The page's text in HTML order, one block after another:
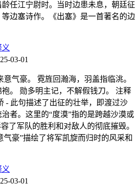
任江宁尉时。当时边患未息，朝廷征
边塞诗作。《出塞》是一首著名的边
03-01
意气豪。 霓旌回瀚海，羽盖指临洮。
。 勋多明主记，不解假钱刀。 注释
- 此句描述了出征的壮举，即渡过沙
者。这里的“度漠”指的是跨越沙漠或
了军队的胜利和对敌人的彻底摧毁。
气豪”描绘了将军凯旋而归时的风采和
03-01